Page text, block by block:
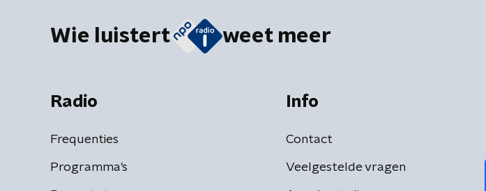
Wie luistert weet meer
Radio
Frequenties
Programma's
Info
Contact
Veelgestelde vragen